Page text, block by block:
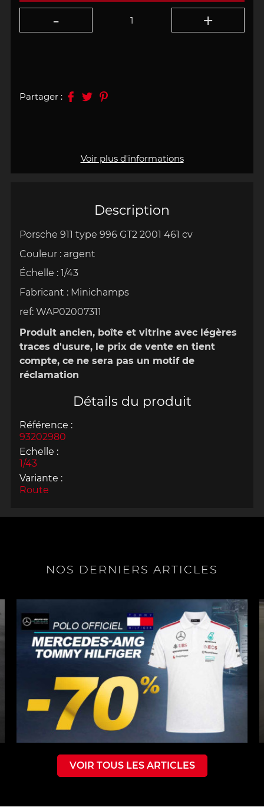
Description
Porsche 911 type 996 GT2 2001 461 cv
Couleur : argent
Échelle : 1/43
Fabricant : Minichamps
ref: WAP02007311
Produit ancien, boîte et vitrine avec légères
traces d'usure, le prix de vente en tient
compte, ce ne sera pas un motif de
réclamation
Détails du produit
Référence :
93202980
Echelle :
1/43
Variante :
Route
Voir plus d'informations
Partager :
NOS DERNIERS ARTICLES
VOIR TOUS LES ARTICLES